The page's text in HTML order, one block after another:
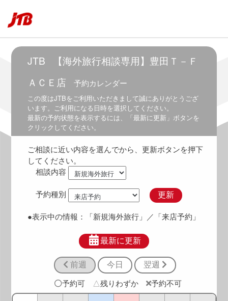
JTB
【海外旅行相談専用】豊田Ｔ－Ｆ
ＡＣＥ店 予約カレンダー
この度はJTBをご利用いただきまして誠にありがとうござ
います。ご利用になる日時を選択してください。
最新の予約状態を表示するには、「最新に更新」ボタンを
クリックしてください。
ご相談に近い内容を選んでから、更新ボタンを押下
してください。
相談内容
予約種別 更新
●表示中の情報： 「新規海外旅行」 ／「来店予約」
最新に更新
前週 今日 翌週
予約可 △残りわずか 予約不可
5:30
～
6:00
7:00
6:30
7:30
7:00
7:30
9:00